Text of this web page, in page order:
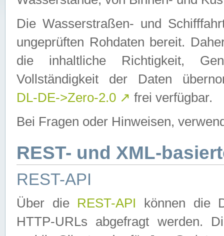
Die Wasserstraßen- und
ungeprüften Rohdaten bereit.
die inhaltliche Richtigkeit,
Vollständigkeit der Daten
DL-DE->Zero-2.0 ↗ frei verfügbar.
Bei Fragen oder Hinweisen,
REST- und XML-
REST-API
Über die REST-API können die
HTTP-URLs abgefragt werden.